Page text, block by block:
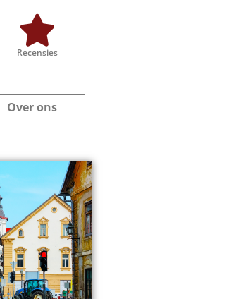
Recensies
Over ons